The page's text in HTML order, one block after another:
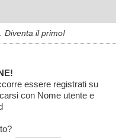
Diventa il primo!
essere registrati su
con Nome utente e